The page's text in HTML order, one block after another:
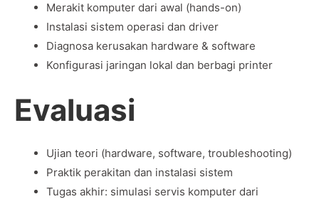
Merakit komputer dari awal (hands-on)
Instalasi sistem operasi dan driver
Diagnosa kerusakan hardware & software
Konfigurasi jaringan lokal dan berbagi printer
Evaluasi
Ujian teori (hardware, software, troubleshooting)
Praktik perakitan dan instalasi sistem
Tugas akhir: simulasi servis komputer dari